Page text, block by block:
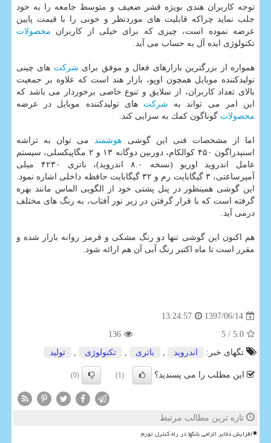
توجه كاربران هندی بویژه قشر ضعیف و متوسط جامعه را به خود
جلب نماید چراكه قابلیت های موردنظر و خوبی را با قیمت پایین
عرضه نموده است، چیزی كه برای خیلی از كاربران محصولات
تكنولوژی ایده آل به حساب می آید.
همواره از بزرگترین بازارهای فعال و موفق برای شركت های چینی
تولیدكننده موبایل همچون اوپو، بازار هند است كه علاوه بر جمعیت
بالای تعداد كاربران، از سلایق و تنوع خاصی برخوردار می باشد كه
این امر می تواند به شركت های تولیدكننده موبایل در عرضه
محصولات گوناگون كمك به سزایی كند.
اما از مشخصات فنی این گوشی هوشمند
می توان به تراشه
اسنپدراگون ۴۵۰ كوالكام، دوربین دوگانه ۱۳ و ۲ مگاپیكسلی، سیستم
عامل اندروید اوریو (نسخه ۸.۰ اندروید)، باتری ۴۲۳۰ میلی
آمپرساعتی، ۳ گیگابایت رم و ۳۲ گیگابایت حافظه داخلی اشاره نمود.
این گوشی همینطور در پنل پشتی خود از الگویی الماس مانند بهره
گرفته است كه با قرار گرفتن در زیر نور آفتاب، به رنگ های مختلف
درمی آید.
هم اكنون این گوشی تنها دو رنگ مشكی و قرمز روانه بازار شده و
مقرر است تا ماه اكتبر رنگ آبی آن هم ارائه شود.
1397/06/14
13:24:57
5.0
/ 5
136
تگهای خبر:
اندروید , باتری , تكنولوژی , تولید
این مطلب را می پسندید؟ (1)
(0)
تازه ترین مطالب مرتبط
افزایش ذخایر الزامی بانکها در راه کنترل تورم